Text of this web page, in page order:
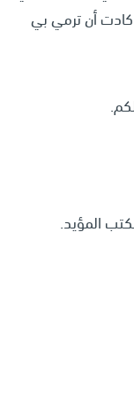
كادت أن ترمي بي
المؤيد.